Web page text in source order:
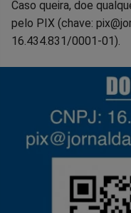
Caso queira, doe
pelo PIX (chave:
16.434.831/0001-01).